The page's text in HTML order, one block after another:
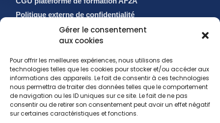
Gérer le consentement
aux cookies
Pour offrir les meilleures expériences, nous utilisons des
technologies telles que les cookies pour stocker et/ou accéder aux
informations des appareils. Le fait de consentir à ces technologies
nous permettra de traiter des données telles que le comportement
de navigation ou les ID uniques sur ce site. Le fait de ne pas
consentir ou de retirer son consentement peut avoir un effet négatif
sur certaines caractéristiques et fonctions.
Politique externe de confidentialité
Politique de cookies (EU)